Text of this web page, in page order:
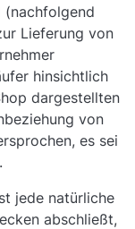
(nachfolgend
Lieferung von
hinsichtlich
dargestellten
von
es sei
jede natürliche
abschließt,